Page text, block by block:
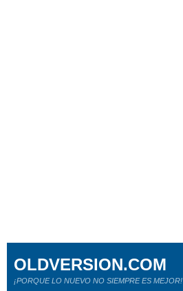
OLDVERSION.COM
¡PORQUE LO NUEVO NO SIEMPRE ES MEJOR!